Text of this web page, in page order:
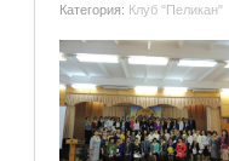
Категория: Клуб "Пеликан"